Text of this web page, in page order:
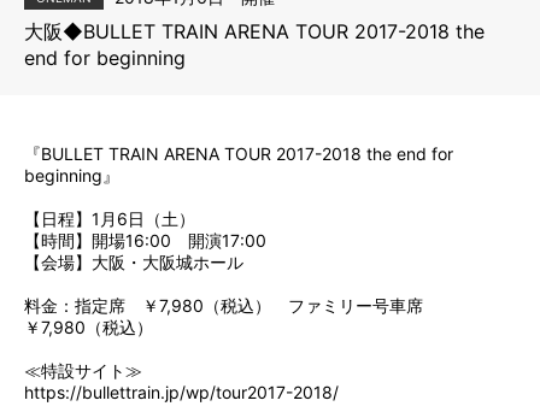
大阪◆BULLET TRAIN ARENA TOUR 2017-2018 the
end for beginning
『BULLET TRAIN ARENA TOUR 2017-2018 the end for
beginning』
【日程】1月6日（土）
【時間】開場16:00 開演17:00
【会場】大阪・大阪城ホール
料金：指定席 ￥7,980（税込） ファミリー号車席
￥7,980（税込）
≪特設サイト≫
https://bullettrain.jp/wp/tour2017-2018/